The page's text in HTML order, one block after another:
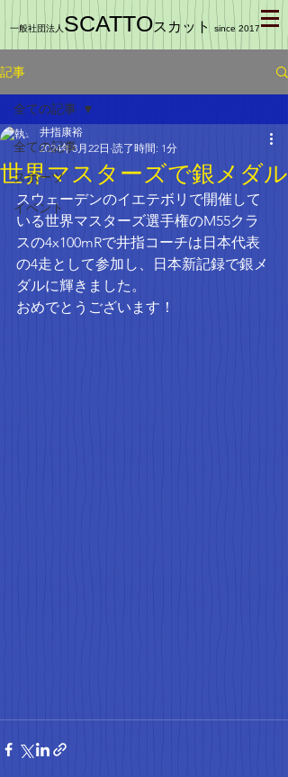
一般社団法人 SCATTOスカット since 2017
記事
全ての記事
スポーツ
イベント
全ての記事
世界マスターズで銀メダル
井指康裕
2024年8月22日 読了時間: 1分
スウェーデンのイエテボリで開催して
いる世界マスターズ選手権のM55クラ
スの4x100mRで井指コーチは日本代表
の4走として参加し、日本新記録で銀メ
ダルに輝きました。
おめでとうございます！